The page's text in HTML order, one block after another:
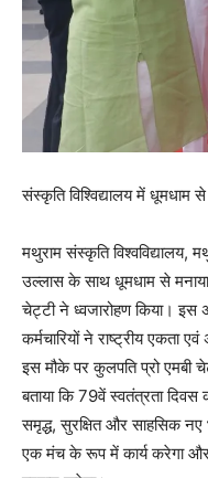
संस्कृति विश्विद्यालय में धूमधाम
मथुराम संस्कृति विश्वविद्यालय,
उल्लास के साथ धूमधाम से मनाया
चेट्टी ने ध्वजारोहण किया। इस
कर्मचारियों ने राष्ट्रीय एकता
इस मौके पर कुलपति प्रो एमबी
बताया कि 79वें स्वतंत्रता दिवस
समृद्ध, सुरक्षित और साहसिक
एक मंच के रूप में कार्य करेगा